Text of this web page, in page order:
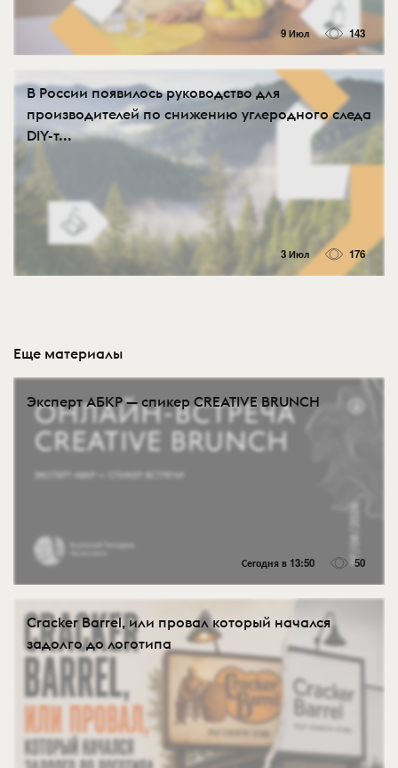
9 Июл 143
В России появилось руководство для
производителей по снижению углеродного следа
DIY-т...
3 Июл 176
Еще материалы
Эксперт АБКР — спикер CREATIVE BRUNCH
Сегодня в 13:50 50
Cracker Barrel, или провал который начался
задолго до логотипа